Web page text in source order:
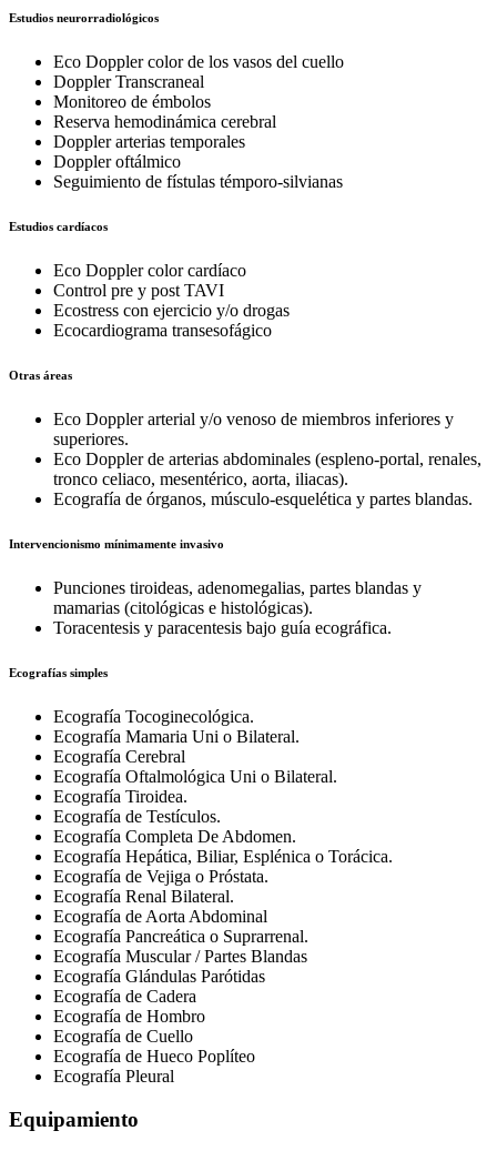
Estudios neurorradiológicos
Eco Doppler color de los vasos del cuello
Doppler Transcraneal
Monitoreo de émbolos
Reserva hemodinámica cerebral
Doppler arterias temporales
Doppler oftálmico
Seguimiento de fístulas témporo-silvianas
Estudios cardíacos
Eco Doppler color cardíaco
Control pre y post TAVI
Ecostress con ejercicio y/o drogas
Ecocardiograma transesofágico
Otras áreas
Eco Doppler arterial y/o venoso de miembros inferiores y
superiores.
Eco Doppler de arterias abdominales (espleno-portal, renales,
tronco celiaco, mesentérico, aorta, iliacas).
Ecografía de órganos, músculo-esquelética y partes blandas.
Intervencionismo mínimamente invasivo
Punciones tiroideas, adenomegalias, partes blandas y
mamarias (citológicas e histológicas).
Toracentesis y paracentesis bajo guía ecográfica.
Ecografías simples
Ecografía Tocoginecológica.
Ecografía Mamaria Uni o Bilateral.
Ecografía Cerebral
Ecografía Oftalmológica Uni o Bilateral.
Ecografía Tiroidea.
Ecografía de Testículos.
Ecografía Completa De Abdomen.
Ecografía Hepática, Biliar, Esplénica o Torácica.
Ecografía de Vejiga o Próstata.
Ecografía Renal Bilateral.
Ecografía de Aorta Abdominal
Ecografía Pancreática o Suprarrenal.
Ecografía Muscular / Partes Blandas
Ecografía Glándulas Parótidas
Ecografía de Cadera
Ecografía de Hombro
Ecografía de Cuello
Ecografía de Hueco Poplíteo
Ecografía Pleural
Equipamiento